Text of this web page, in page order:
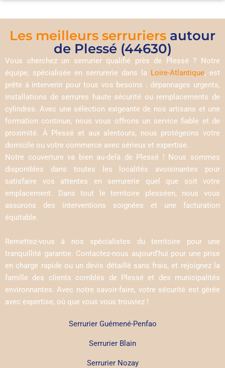
Les meilleurs serruriers autour
de Plessé (44630)
Vous cherchez un serrurier qualifié près de Plessé ? Notre
équipe, spécialisée en serrurerie dans la Loire-Atlantique, est
prête à intervenir pour tous vos besoins : dépannages urgents,
installations de serrures haute sécurité ou remplacements de
cylindres. Avec une sélection exigeante de nos artisans et une
formation continue, nous vous offrons un service fiable et de
proximité. À Plessé et aux alentours, nous protégeons votre
domicile ou votre commerce avec sérieux et expertise.
Notre couverture va bien au-delà de Plessé ! Nous sommes
disponibles dans toutes les localités avoisinantes pour
satisfaire vos attentes en serrurerie quel que soit votre
emplacement. Dans tout le territoire plesséen, nous vous
assurons des interventions soignées et une facturation
équitable.
Remettez-vous à nos spécialistes du territoire pour une
tranquillité garantie. Contactez-nous aujourd’hui pour une prise
en charge rapide ou un devis détaillé sans frais, et rejoignez la
famille des clients comblés de Plessé et des municipalités
environnantes. Avec notre savoir-faire, votre sécurité est gérée
avec expertise, où que vous vous trouviez !
Serrurier Guémené-Penfao
Serrurier Blain
Serrurier Nozay